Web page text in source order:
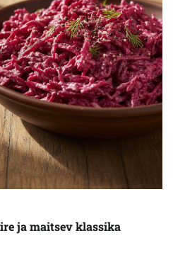
ja maitsev klassika